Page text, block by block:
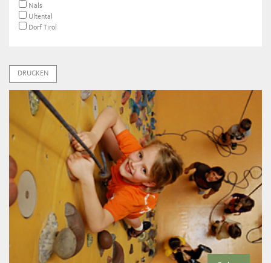
Nals
Ultental
Dorf Tirol
DRUCKEN